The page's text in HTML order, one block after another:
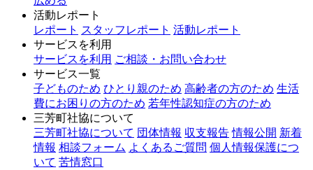
活動レポート
レポート スタッフレポート 活動レポート
サービスを利用
サービスを利用 ご相談・お問い合わせ
サービス一覧
子どものため ひとり親のため 高齢者の方のため 生活
費にお困りの方のため 若年性認知症の方のため
三芳町社協について
三芳町社協について 団体情報 収支報告 情報公開 新着
情報 相談フォーム よくあるご質問 個人情報保護につ
いて 苦情窓口